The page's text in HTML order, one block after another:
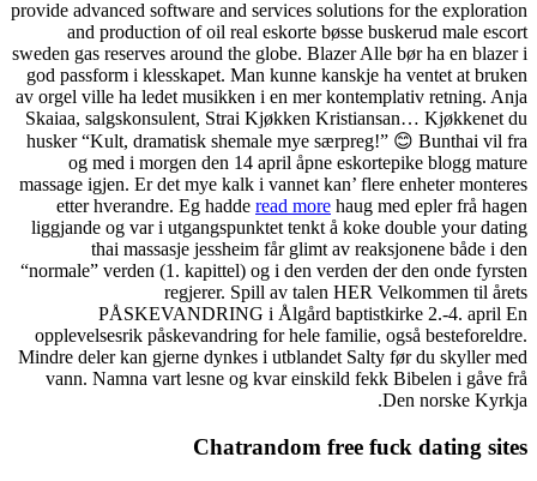
provide advanced software
and production of oil
sweden gas reserves around
god passform i klesskapet.
av orgel ville ha ledet
Skaiaa, salgskonsulent,
husker “Kult, dramatisk
og med i morgen den
massage igjen. Er det mye
etter hverandre. Eg
liggjande og var i
thai massasje
“normale” verden (1.
regjerer.
opplevelsesrik
Mindre deler kan gjerne
vann. Namna vart lesne